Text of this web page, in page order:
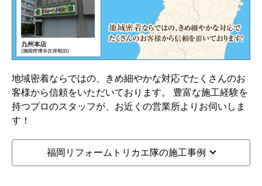
地域密着ならではの、きめ細やかな対応でたくさんのお
客様から信頼をいただいております。 豊富な施工経験を
持つプロのスタッフが、お近くの営業所よりお伺いしま
す！
福岡リフォームトリカエ隊の施工事例